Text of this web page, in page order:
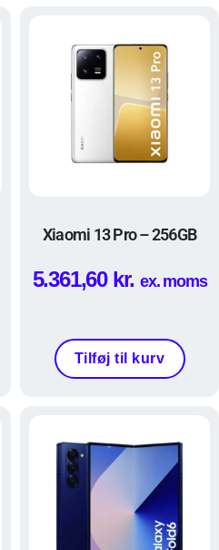
Xiaomi 13 Pro – 256GB
5.361,60 kr. ex. moms
Tilføj til kurv